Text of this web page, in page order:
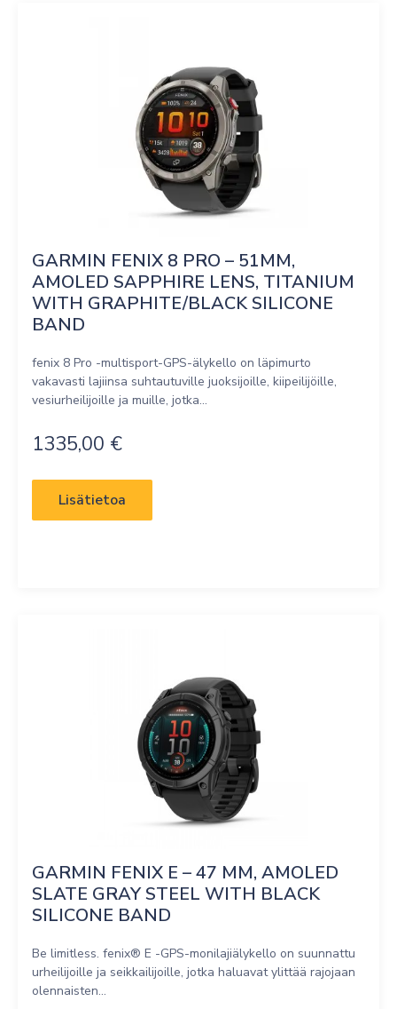
GARMIN FENIX 8 PRO – 51MM,
AMOLED SAPPHIRE LENS, TITANIUM
WITH GRAPHITE/BLACK SILICONE
BAND
fenix 8 Pro -multisport-GPS-älykello on läpimurto
vakavasti lajiinsa suhtautuville juoksijoille, kiipeilijöille,
vesiurheilijoille ja muille, jotka...
1335,00 €
Lisätietoa
GARMIN FENIX E – 47 MM, AMOLED
SLATE GRAY STEEL WITH BLACK
SILICONE BAND
Be limitless. fenix® E -GPS-monilajiälykello on suunnattu
urheilijoille ja seikkailijoille, jotka haluavat ylittää rajojaan
olennaisten...